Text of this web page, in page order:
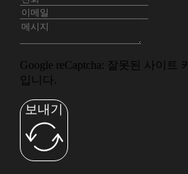
Google reCaptcha: 잘못된 사이트 키
입니다.
보내기